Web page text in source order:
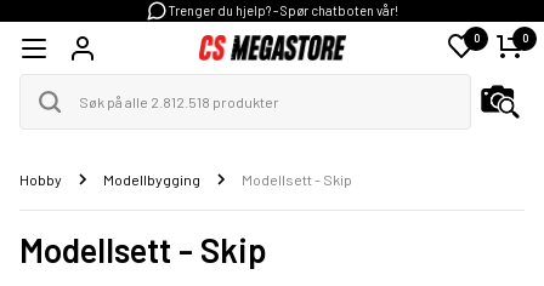
Trenger du hjelp? - Spør chatboten vår!
0 0
Hobby Modellbygging Modellsett - Skip
Modellsett - Skip